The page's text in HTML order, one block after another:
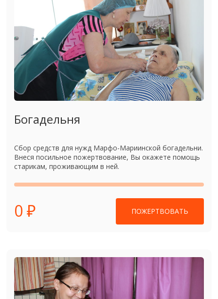
Богадельня
Сбор средств для нужд Марфо-Мариинской богадельни.
Внеся посильное пожертвование, Вы окажете помощь
старикам, проживающим в ней.
0 ₽ ПОЖЕРТВОВАТЬ